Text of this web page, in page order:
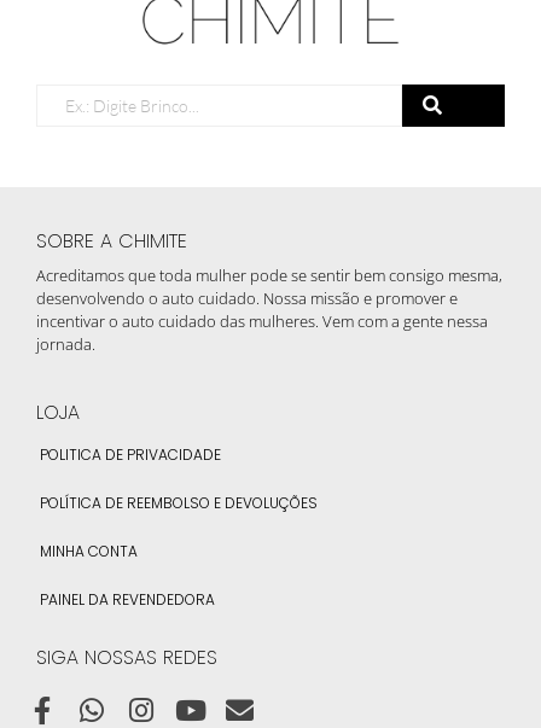
SOBRE A CHIMITE
Acreditamos que toda mulher pode se sentir bem consigo mesma,
desenvolvendo o auto cuidado. Nossa missão e promover e
incentivar o auto cuidado das mulheres. Vem com a gente nessa
jornada.
LOJA
POLITICA DE PRIVACIDADE
POLÍTICA DE REEMBOLSO E DEVOLUÇÕES
MINHA CONTA
PAINEL DA REVENDEDORA
SIGA NOSSAS REDES